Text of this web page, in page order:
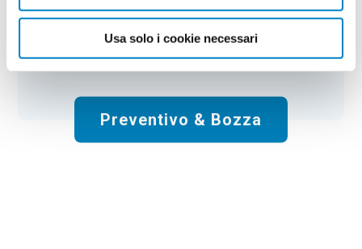
Usa solo i cookie necessari
Spese di spedizione: Gratis
Totale: €248.00+ IVA
Preventivo & Bozza